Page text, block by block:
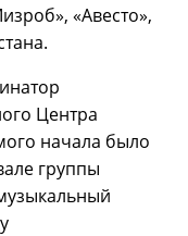
«Авесто»,
Центра
начала было
группы